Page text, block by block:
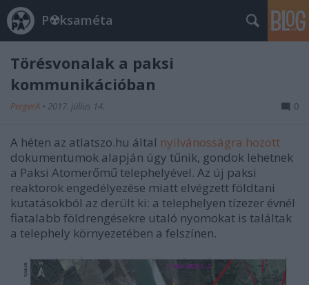
P☢ksaméta
Törésvonalak a paksi
kommunikációban
PergerA • 2017. július 14. 0
A héten az atlatszo.hu által nyilvánosságra hozott
dokumentumok alapján úgy tűnik, gondok lehetnek
a Paksi Atomerőmű telephelyével. Az új paksi
reaktorok engedélyezése miatt elvégzett földtani
kutatásokból az derült ki: a telephelyen tízezer évnél
fiatalabb földrengésekre utaló nyomokat is találtak
a telephely környezetében a felszínen.